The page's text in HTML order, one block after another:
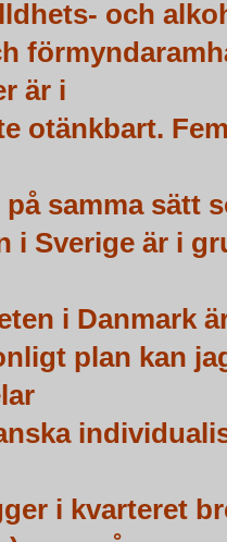
och
är i
otänkbart.
samma sätt
i Sverige är i
i Danmark
plan kan
i kvarteret